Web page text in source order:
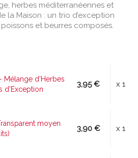
herbes méditerranéennes et
la Maison : un trio d’exception
et beurres composés.
Mélange d'Herbes
d'Exception
3,95 € x 1
moyen
3,90 € x 1